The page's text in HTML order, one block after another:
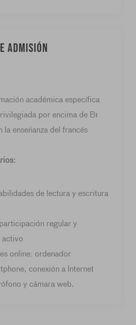
admisión
académica específica
por encima de B1
la enseñanza del francés
de lectura y escritura
regular y
activo
online: ordenador
conexión a Internet
y cámara web.